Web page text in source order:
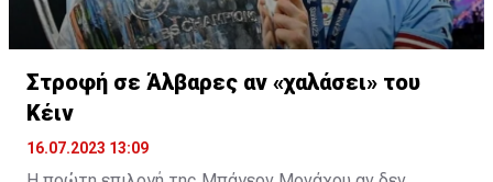
Στροφή σε Άλβαρες αν «χαλάσει» του
Κέιν
16.07.2023 13:09